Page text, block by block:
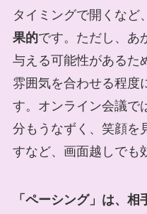
タイミングで開くなど、
果的です。ただし、あ
与える可能性があるた
雰囲気を合わせる程度
す。オンライン会議で
分もうなずく、笑顔を
すなど、画面越しでも
「ペーシング」は、